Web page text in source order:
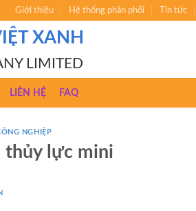
Giới thiệu Hệ thống phân phối Tin tức
XANH
LIMITED
LIÊN HỆ FAQ
NGHIỆP
thủy lực mini